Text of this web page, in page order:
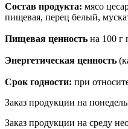
Состав продукта: мясо
пищевая, перец белый,
Пищевая ценность на 100 г
Энергетическая ценность
Срок годности: при
Заказ продукции на
Заказ продукции на среду